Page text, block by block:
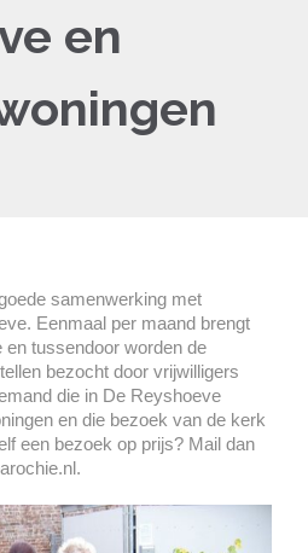
en
samenwerking met
Eenmaal per maand brengt
tussendoor worden de
bezocht door vrijwilligers
die in De Reyshoeve
en die bezoek van de kerk
een bezoek op prijs? Mail dan